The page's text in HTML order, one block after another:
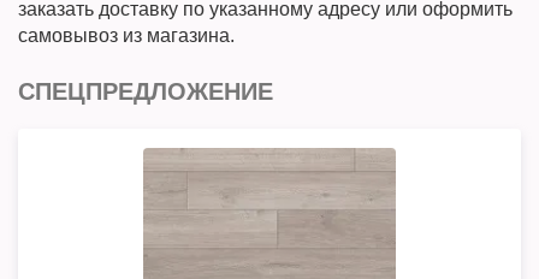
заказать доставку по указанному адресу или оформить
самовывоз из магазина.
СПЕЦПРЕДЛОЖЕНИЕ